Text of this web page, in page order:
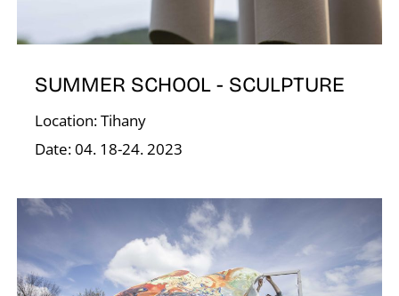
SUMMER SCHOOL - SCULPTURE
Location: Tihany
Date: 04. 18-24. 2023